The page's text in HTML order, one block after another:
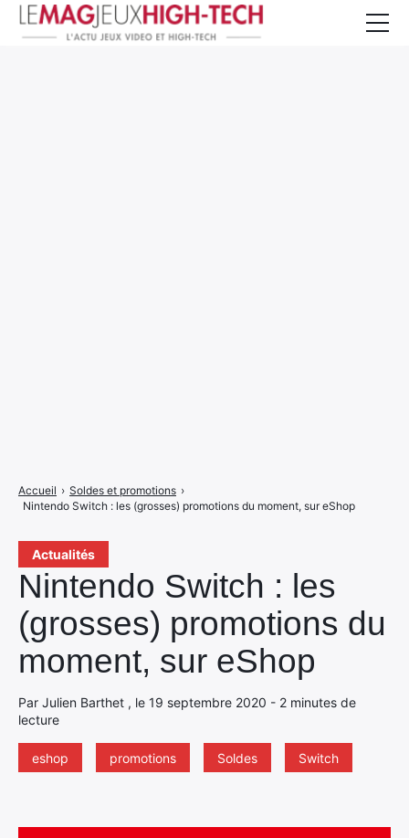
Actualités
Nintendo Switch : les
(grosses) promotions du
moment, sur eShop
Par Julien Barthet , le 19 septembre 2020 - 2 minutes de
lecture
eshop promotions Soldes Switch
Accueil › Soldes et promotions ›
Nintendo Switch : les (grosses) promotions du moment, sur eShop